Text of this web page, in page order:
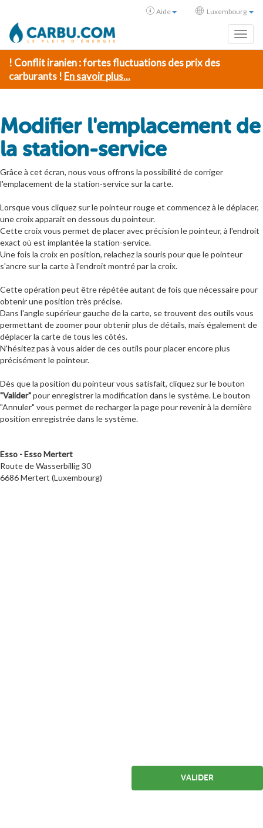
Aide Luxembourg
! Conflit iranien : fortes fluctuations des prix des
carburants ! En savoir plus...
Modifier l'emplacement de
la station-service
Grâce à cet écran, nous vous offrons la possibilité de corriger
l'emplacement de la station-service sur la carte.
Lorsque vous cliquez sur le pointeur rouge et commencez à le déplacer,
une croix apparait en dessous du pointeur.
Cette croix vous permet de placer avec précision le pointeur, à l'endroit
exact où est implantée la station-service.
Une fois la croix en position, relachez la souris pour que le pointeur
s'ancre sur la carte à l'endroit montré par la croix.
Cette opération peut être répétée autant de fois que nécessaire pour
obtenir une position très précise.
Dans l'angle supérieur gauche de la carte, se trouvent des outils vous
permettant de zoomer pour obtenir plus de détails, mais également de
déplacer la carte de tous les côtés.
N'hésitez pas à vous aider de ces outils pour placer encore plus
précisément le pointeur.
Dès que la position du pointeur vous satisfait, cliquez sur le bouton
"Valider"pour enregistrer la modification dans le système. Le bouton
"Annuler" vous permet de recharger la page pour revenir à la dernière
position enregistrée dans le système.
Esso - Esso Mertert
Route de Wasserbillig 30
6686 Mertert (Luxembourg)